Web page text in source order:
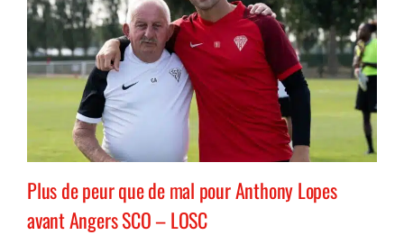
Plus de peur que de mal pour Anthony Lopes
avant Angers SCO – LOSC